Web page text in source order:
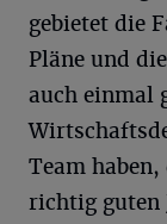
gebietet die
Pläne und
auch einmal
Team
richtig guten